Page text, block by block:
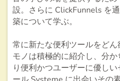
設。さらに ClickFunnels を
築について学ぶ。
常に新たな便利ツールをど
モノは積極的に紹介し、分
り便利かつユーザーに優し